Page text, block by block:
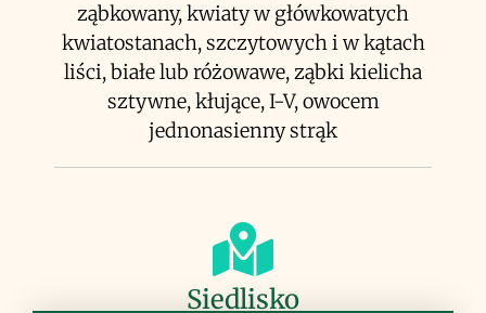
ząbkowany, kwiaty w główkowatych
kwiatostanach, szczytowych i w kątach
liści, białe lub różowawe, ząbki kielicha
sztywne, kłujące, I-V, owocem
jednonasienny strąk
Siedlisko